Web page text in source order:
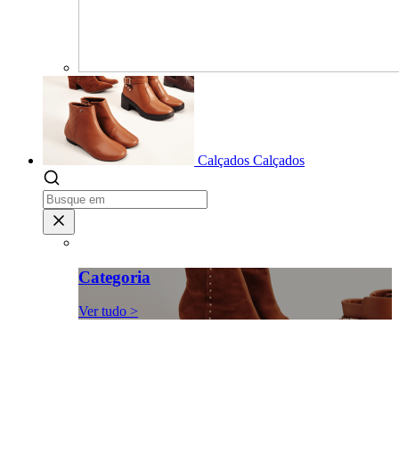
Calçados Calçados
Categoria
Ver tudo >